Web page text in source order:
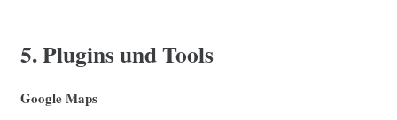
5. Plugins und Tools
Google Maps